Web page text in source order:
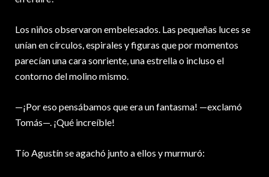
Los niños observaron embelesados. Las pequeñas luces se
unían en círculos, espirales y figuras que por momentos
parecían una cara sonriente, una estrella o incluso el
contorno del molino mismo.
—¡Por eso pensábamos que era un fantasma! —exclamó
Tomás—. ¡Qué increíble!
Tío Agustín se agachó junto a ellos y murmuró: